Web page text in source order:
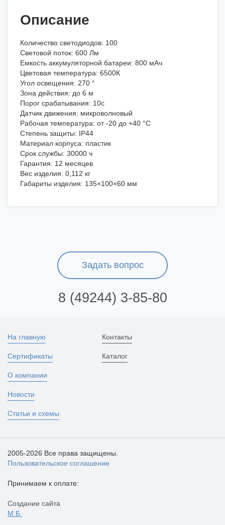
Описание
Количество светодиодов: 100
Световой поток: 600 Лм
Емкость аккумуляторной батареи: 800 мАч
Цветовая температура: 6500К
Угол освещения: 270 °
Зона действия: до 6 м
Порог срабатывания: 10с
Датчик движения: микроволновый
Рабочая температура: от -20 до +40 °С
Степень защиты: IP44
Материал корпуса: пластик
Срок службы: 30000 ч
Гарантия: 12 месяцев
Вес изделия: 0,112 кг
Габариты изделия: 135×100×60 мм
Задать вопрос
8 (49244) 3-85-80
На главную
Сертификаты
О компании
Новости
Статьи и схемы
Контакты
Каталог
2005-2026 Все права защищены.
Пользовательское соглашение
Принимаем к оплате:
Создание сайта
М.Б.